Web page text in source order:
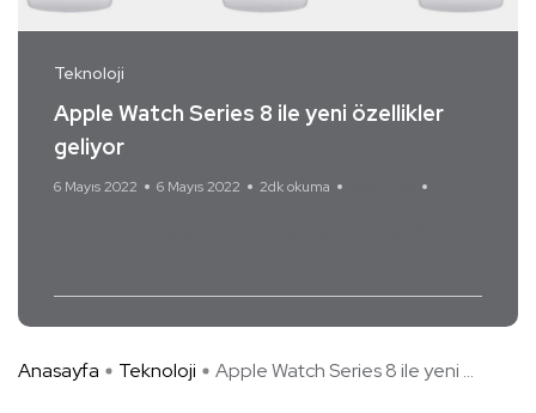
Teknoloji
Apple Watch Series 8 ile yeni özellikler
geliyor
6 Mayıs 2022 6 Mayıs 2022 2dk okuma
Anasayfa Teknoloji Apple Watch Series 8 ile yeni ...